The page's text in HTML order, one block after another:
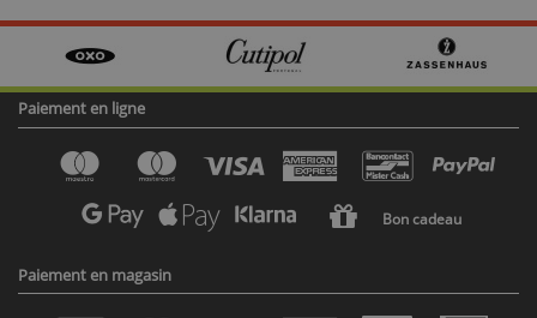
Paiement en ligne
Bon cadeau
Paiement en magasin